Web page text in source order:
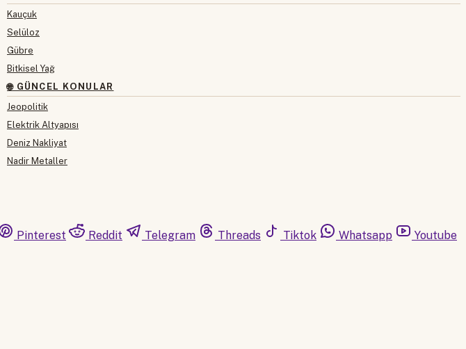
Kauçuk
Selüloz
Gübre
Bitkisel Yağ
🌐 GÜNCEL KONULAR
Jeopolitik
Elektrik Altyapısı
Deniz Nakliyat
Nadir Metaller
Pinterest Reddit Telegram Threads Tiktok Whatsapp Youtube